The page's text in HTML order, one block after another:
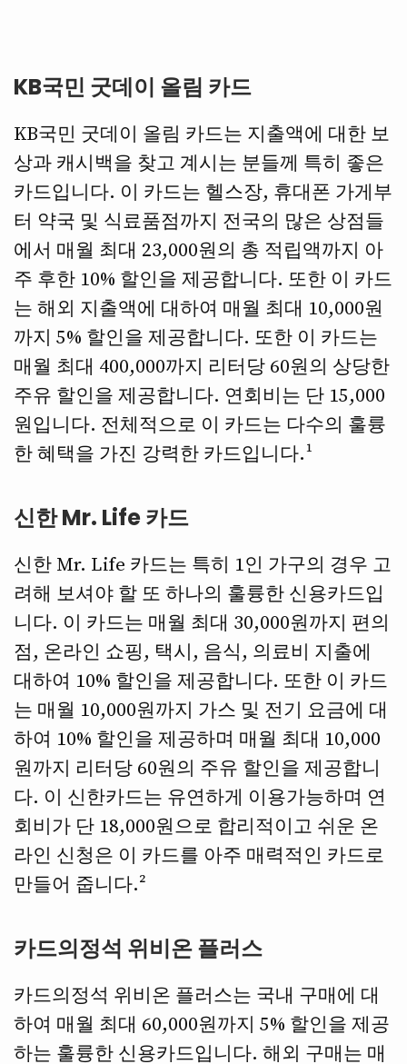
KB국민 굿데이 올림 카드
KB국민 굿데이 올림 카드는 지출액에 대한 보
상과 캐시백을 찾고 계시는 분들께 특히 좋은
카드입니다. 이 카드는 헬스장, 휴대폰 가게부
터 약국 및 식료품점까지 전국의 많은 상점들
에서 매월 최대 23,000원의 총 적립액까지 아
주 후한 10% 할인을 제공합니다. 또한 이 카드
는 해외 지출액에 대하여 매월 최대 10,000원
까지 5% 할인을 제공합니다. 또한 이 카드는
매월 최대 400,000까지 리터당 60원의 상당한
주유 할인을 제공합니다. 연회비는 단 15,000
원입니다. 전체적으로 이 카드는 다수의 훌륭
한 혜택을 가진 강력한 카드입니다.¹
신한 Mr. Life 카드
신한 Mr. Life 카드는 특히 1인 가구의 경우 고
려해 보셔야 할 또 하나의 훌륭한 신용카드입
니다. 이 카드는 매월 최대 30,000원까지 편의
점, 온라인 쇼핑, 택시, 음식, 의료비 지출에
대하여 10% 할인을 제공합니다. 또한 이 카드
는 매월 10,000원까지 가스 및 전기 요금에 대
하여 10% 할인을 제공하며 매월 최대 10,000
원까지 리터당 60원의 주유 할인을 제공합니
다. 이 신한카드는 유연하게 이용가능하며 연
회비가 단 18,000원으로 합리적이고 쉬운 온
라인 신청은 이 카드를 아주 매력적인 카드로
만들어 줍니다.²
카드의정석 위비온 플러스
카드의정석 위비온 플러스는 국내 구매에 대
하여 매월 최대 60,000원까지 5% 할인을 제공
하는 훌륭한 신용카드입니다. 해외 구매는 매